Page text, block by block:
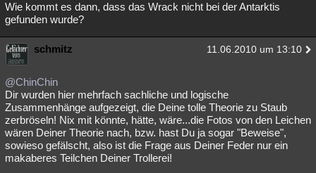
Wie kommt es dann, dass das Wrack nicht bei der Antarktis
gefunden wurde?
schmitz 11.06.2010 um 13:10
@ChinChin
Dir wurden hier mehrfach sachliche und logische
Zusammenhänge aufgezeigt, die Deine tolle Theorie zu Staub
zerbröseln! Nix mit könnte, hätte, wäre...die Fotos von den Leichen
wären Deiner Theorie nach, bzw. hast Du ja sogar "Beweise",
sowieso gefälscht, also ist die Frage aus Deiner Feder nur ein
makaberes Teilchen Deiner Trollerei!